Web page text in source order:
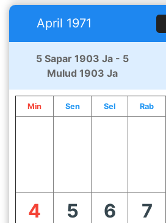
April 1971
5 Sapar 1903 Ja - 5
Mulud 1903 Ja
Min Sen Sel Rab
4 5 6 7